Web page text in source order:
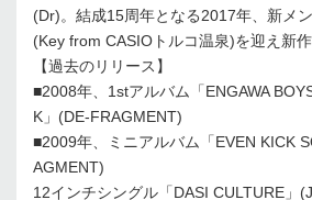
(Dr)。結成15周年となる2017年、新メ
(Key from CASIOトルコ温泉)を迎え新作
【過去のリリース】
■2008年、1stアルバム「ENGAWA
K」(DE-FRAGMENT)
■2009年、ミニアルバム「EVEN KICK
AGMENT)
12インチシングル「DASI CULTURE」